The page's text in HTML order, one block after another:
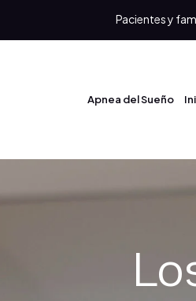
Pacientes y
Apnea del Sueño